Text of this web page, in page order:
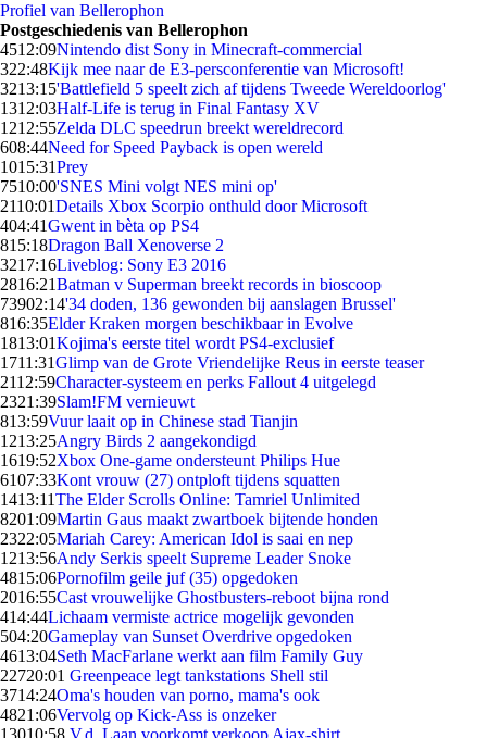
Profiel van Bellerophon
Postgeschiedenis van Bellerophon
4512:09Nintendo dist Sony in Minecraft-commercial
322:48Kijk mee naar de E3-persconferentie van Microsoft!
3213:15'Battlefield 5 speelt zich af tijdens Tweede Wereldoorlog'
1312:03Half-Life is terug in Final Fantasy XV
1212:55Zelda DLC speedrun breekt wereldrecord
608:44Need for Speed Payback is open wereld
1015:31Prey
7510:00'SNES Mini volgt NES mini op'
2110:01Details Xbox Scorpio onthuld door Microsoft
404:41Gwent in bèta op PS4
815:18Dragon Ball Xenoverse 2
3217:16Liveblog: Sony E3 2016
2816:21Batman v Superman breekt records in bioscoop
73902:14'34 doden, 136 gewonden bij aanslagen Brussel'
816:35Elder Kraken morgen beschikbaar in Evolve
1813:01Kojima's eerste titel wordt PS4-exclusief
1711:31Glimp van de Grote Vriendelijke Reus in eerste teaser
2112:59Character-systeem en perks Fallout 4 uitgelegd
2321:39Slam!FM vernieuwt
813:59Vuur laait op in Chinese stad Tianjin
1213:25Angry Birds 2 aangekondigd
1619:52Xbox One-game ondersteunt Philips Hue
6107:33Kont vrouw (27) ontploft tijdens squatten
1413:11The Elder Scrolls Online: Tamriel Unlimited
8201:09Martin Gaus maakt zwartboek bijtende honden
2322:05Mariah Carey: American Idol is saai en nep
1213:56Andy Serkis speelt Supreme Leader Snoke
4815:06Pornofilm geile juf (35) opgedoken
2016:55Cast vrouwelijke Ghostbusters-reboot bijna rond
414:44Lichaam vermiste actrice mogelijk gevonden
504:20Gameplay van Sunset Overdrive opgedoken
4613:04Seth MacFarlane werkt aan film Family Guy
22720:01 Greenpeace legt tankstations Shell stil
3714:24Oma's houden van porno, mama's ook
4821:06Vervolg op Kick-Ass is onzeker
13010:58 V.d. Laan voorkomt verkoop Ajax-shirt